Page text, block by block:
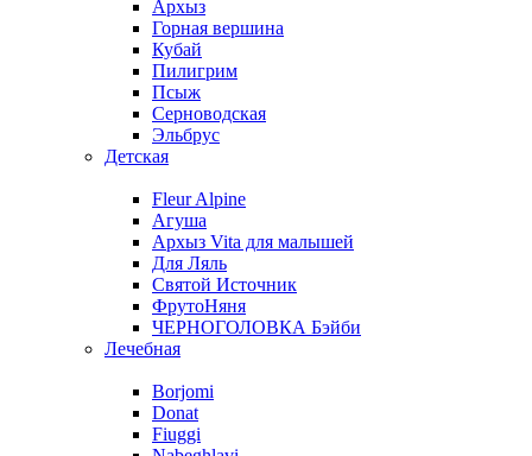
Архыз
Горная вершина
Кубай
Пилигрим
Псыж
Серноводская
Эльбрус
Детская
Fleur Alpine
Агуша
Архыз Vita для малышей
Для Ляль
Святой Источник
ФрутоНяня
ЧЕРНОГОЛОВКА Бэйби
Лечебная
Borjomi
Donat
Fiuggi